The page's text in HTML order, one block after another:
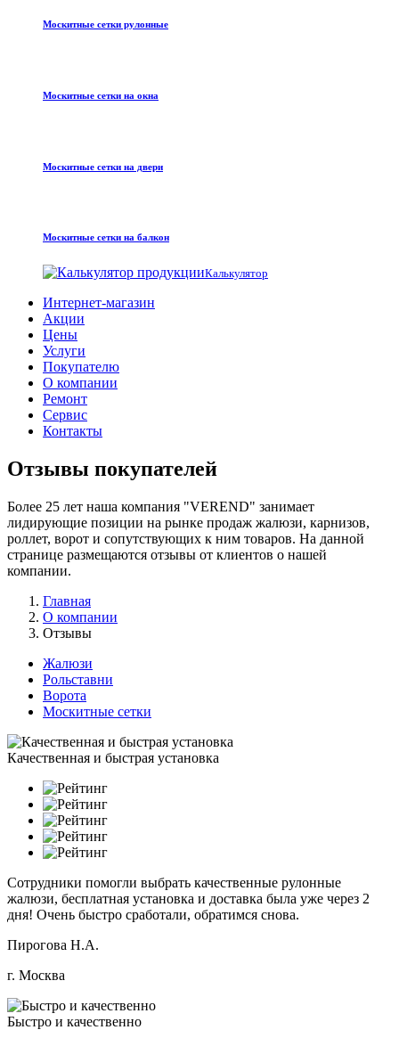
Москитные сетки рулонные
Москитные сетки на окна
Москитные сетки на двери
Москитные сетки на балкон
Калькулятор
Интернет-магазин
Акции
Цены
Услуги
Покупателю
О компании
Ремонт
Сервис
Контакты
Отзывы покупателей
Более 25 лет наша компания "VEREND" занимает
лидирующие позиции на рынке продаж жалюзи, карнизов,
роллет, ворот и сопутствующих к ним товаров. На данной
странице размещаются отзывы от клиентов о нашей
компании.
Главная
О компании
Отзывы
Жалюзи
Рольставни
Ворота
Москитные сетки
Качественная и быстрая установка
Сотрудники помогли выбрать качественные рулонные
жалюзи, бесплатная установка и доставка была уже через 2
дня! Очень быстро сработали, обратимся снова.
Пирогова Н.А.
г. Москва
Быстро и качественно